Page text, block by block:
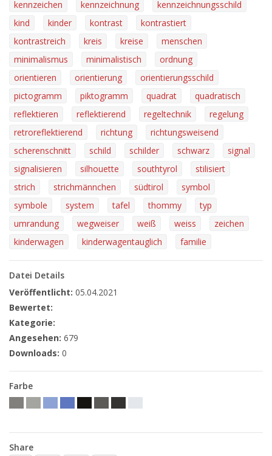
kennzeichen
kennzeichnung
kennzeichnungsschild
kind
kinder kontrast
kontrastiert
kontrastreich
kreis kreise
menschen
minimalismus
minimalistisch
ordnung
orientieren
orientierung
orientierungsschild
pictogramm
piktogramm quadrat
quadratisch
reflektieren
reflektierend regeltechnik
regelung
retroreflektierend
richtung
richtungsweisend
scherenschnitt
schild schilder schwarz
signal
signalisieren
silhouette southtyrol
stilisiert
strich
strichmännchen südtirol
symbol
symbole
system tafel thommy
typ
umrandung
wegweiser weiß weiss
zeichen
kinderwagen
kinderwagentauglich familie
Datei Details
Veröffentlicht: 05.04.2021
Bewertet:
Kategorie:
Angesehen: 679
Downloads: 0
Farbe
Share